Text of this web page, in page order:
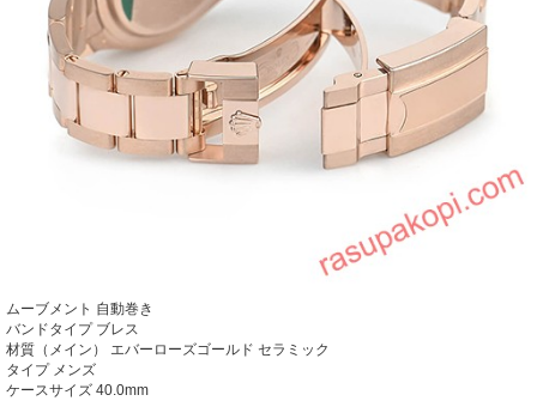
ムーブメント 自動巻き
バンドタイプ ブレス
材質（メイン） エバーローズゴールド セラミック
タイプ メンズ
ケースサイズ 40.0mm